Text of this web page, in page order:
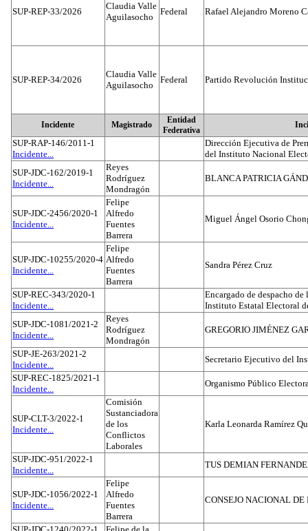
SUP-REP-33/2026
Claudia Valle
Aguilasocho
Federal Rafael Alejandro Moreno
SUP-REP-34/2026
Claudia Valle
Aguilasocho
Federal Partido Revolución
Incidente Magistrado
Entidad
Federativa
SUP-RAP-146/2011-1
Incidente...
Dirección Ejecutiva de
del Instituto Nacional
SUP-JDC-162/2019-1
Incidente...
Reyes
Rodríguez
Mondragón
BLANCA PATRICIA
SUP-JDC-2456/2020-1
Incidente...
Felipe
Alfredo
Fuentes
Barrera
Miguel Ángel Osorio
SUP-JDC-10255/2020-4
Incidente...
Felipe
Alfredo
Fuentes
Barrera
Sandra Pérez Cruz
SUP-REC-343/2020-1
Incidente...
Encargado de despacho
Instituto Estatal Electoral
SUP-JDC-1081/2021-2
Incidente...
Reyes
Rodríguez
Mondragón
GREGORIO JIMÉNEZ
SUP-JE-263/2021-2
Incidente...
Secretario Ejecutivo del
SUP-REC-1825/2021-1
Incidente...
Organismo Público
SUP-CLT-3/2022-1
Incidente...
Comisión
Sustanciadora
de los
Conflictos
Laborales
Karla Leonarda Ramírez
SUP-JDC-951/2022-1
Incidente...
TUS DEMIAN
SUP-JDC-1056/2022-1
Incidente...
Felipe
Alfredo
Fuentes
Barrera
CONSEJO NACIONAL